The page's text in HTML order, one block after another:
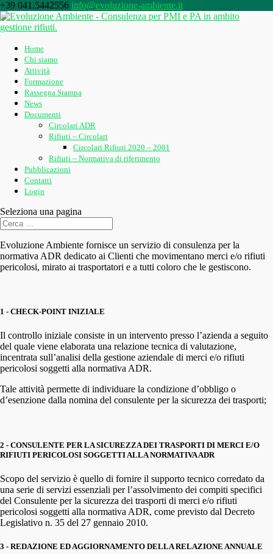
+39 041.5442556 info@evoluzione-ambiente.it
Home
Chi siamo
Attività
Formazione
Rassegna Stampa
News
Documenti
Circolari ADR
Rifiuti – Circolari
Circolari Rifiuti 2020 – 2001
Rifiuti – Normativa di riferimento
Pubblicazioni
Contatti
Login
Seleziona una pagina
Evoluzione Ambiente fornisce un servizio di consulenza per la
normativa ADR dedicato ai Clienti che movimentano merci e/o rifiuti
pericolosi, mirato ai trasportatori e a tutti coloro che le gestiscono.
1 - CHECK-POINT INIZIALE
Il controllo iniziale consiste in un intervento presso l’azienda a seguito
del quale viene elaborata una relazione tecnica di valutazione,
incentrata sull’analisi della gestione aziendale di merci e/o rifiuti
pericolosi soggetti alla normativa ADR.
Tale attività permette di individuare la condizione d’obbligo o
d’esenzione dalla nomina del consulente per la sicurezza dei trasporti;
2 - CONSULENTE PER LA SICUREZZA DEI TRASPORTI DI MERCI E/O
RIFIUTI PERICOLOSI SOGGETTI ALLA NORMATIVA ADR
Scopo del servizio è quello di fornire il supporto tecnico corredato da
una serie di servizi essenziali per l’assolvimento dei compiti specifici
del Consulente per la sicurezza dei trasporti di merci e/o rifiuti
pericolosi soggetti alla normativa ADR, come previsto dal Decreto
Legislativo n. 35 del 27 gennaio 2010.
3 - REDAZIONE ED AGGIORNAMENTO DELLA RELAZIONE ANNUALE